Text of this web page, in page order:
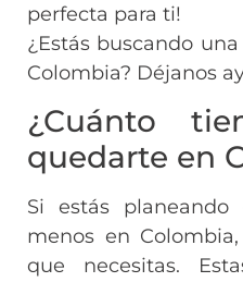
perfecta para ti!
¿Estás buscando
Colombia? Déjanos
¿Cuánto
quedarte en
Si estás
menos en
que necesitas.